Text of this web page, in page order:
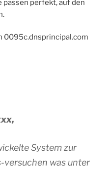
passen perfekt, auf den
0095c.dnsprincipal.com
System zur
versuchen was unter